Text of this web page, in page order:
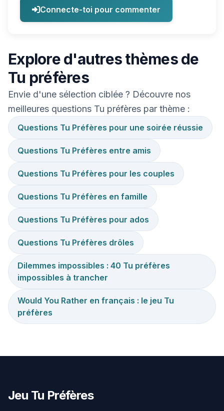
Connecte-toi pour commenter
Explore d'autres thèmes de
Tu préfères
Envie d'une sélection ciblée ? Découvre nos
meilleures questions Tu préfères par thème :
Questions Tu Préfères pour une soirée réussie
Questions Tu Préfères entre amis
Questions Tu Préfères pour les couples
Questions Tu Préfères en famille
Questions Tu Préfères pour ados
Questions Tu Préfères drôles
Dilemmes impossibles : 40 Tu préfères
impossibles à trancher
Would You Rather en français : le jeu Tu
préfères
Jeu Tu Préfères